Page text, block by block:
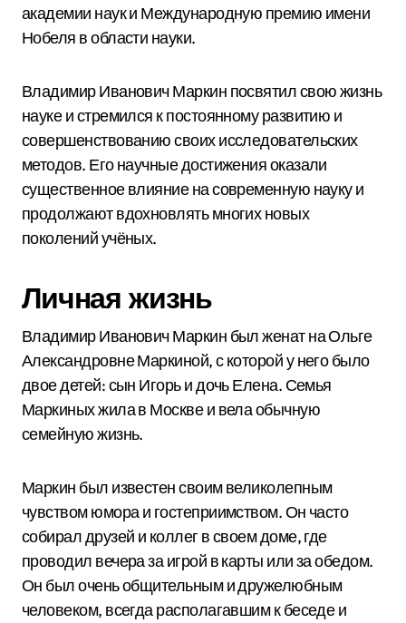
академии наук и Международную премию имени
Нобеля в области науки.
Владимир Иванович Маркин посвятил свою жизнь
науке и стремился к постоянному развитию и
совершенствованию своих исследовательских
методов. Его научные достижения оказали
существенное влияние на современную науку и
продолжают вдохновлять многих новых
поколений учёных.
Личная жизнь
Владимир Иванович Маркин был женат на Ольге
Александровне Маркиной, с которой у него было
двое детей: сын Игорь и дочь Елена. Семья
Маркиных жила в Москве и вела обычную
семейную жизнь.
Маркин был известен своим великолепным
чувством юмора и гостеприимством. Он часто
собирал друзей и коллег в своем доме, где
проводил вечера за игрой в карты или за обедом.
Он был очень общительным и дружелюбным
человеком, всегда располагавшим к беседе и